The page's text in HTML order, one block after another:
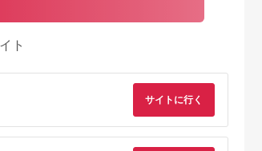
ト
サイトに行く